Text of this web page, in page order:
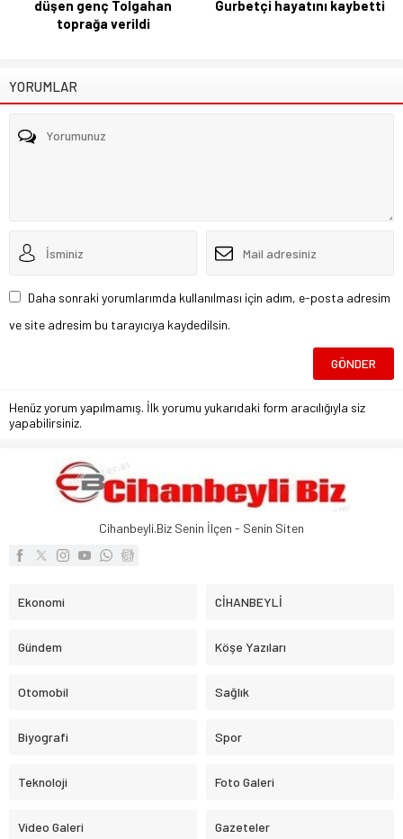
düşen genç Tolgahan
toprağa verildi
Gurbetçi hayatını kaybetti
YORUMLAR
Daha sonraki yorumlarımda kullanılması için adım, e-posta adresim
ve site adresim bu tarayıcıya kaydedilsin.
Henüz yorum yapılmamış. İlk yorumu yukarıdaki form aracılığıyla siz
yapabilirsiniz.
Cihanbeyli.Biz Senin İlçen - Senin Siten
Ekonomi CİHANBEYLİ
Gündem Köşe Yazıları
Otomobil Sağlık
Biyografi Spor
Teknoloji Foto Galeri
Video Galeri Gazeteler